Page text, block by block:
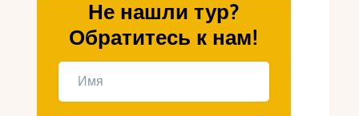
Не нашли тур?
Обратитесь к нам!